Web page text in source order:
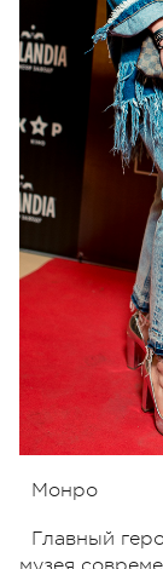
Монро
Главный